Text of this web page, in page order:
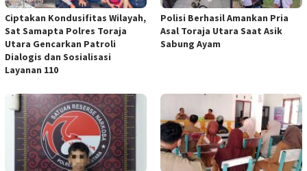
Ciptakan Kondusifitas Wilayah,
Sat Samapta Polres Toraja
Utara Gencarkan Patroli
Dialogis dan Sosialisasi
Layanan 110
Polisi Berhasil Amankan Pria
Asal Toraja Utara Saat Asik
Sabung Ayam